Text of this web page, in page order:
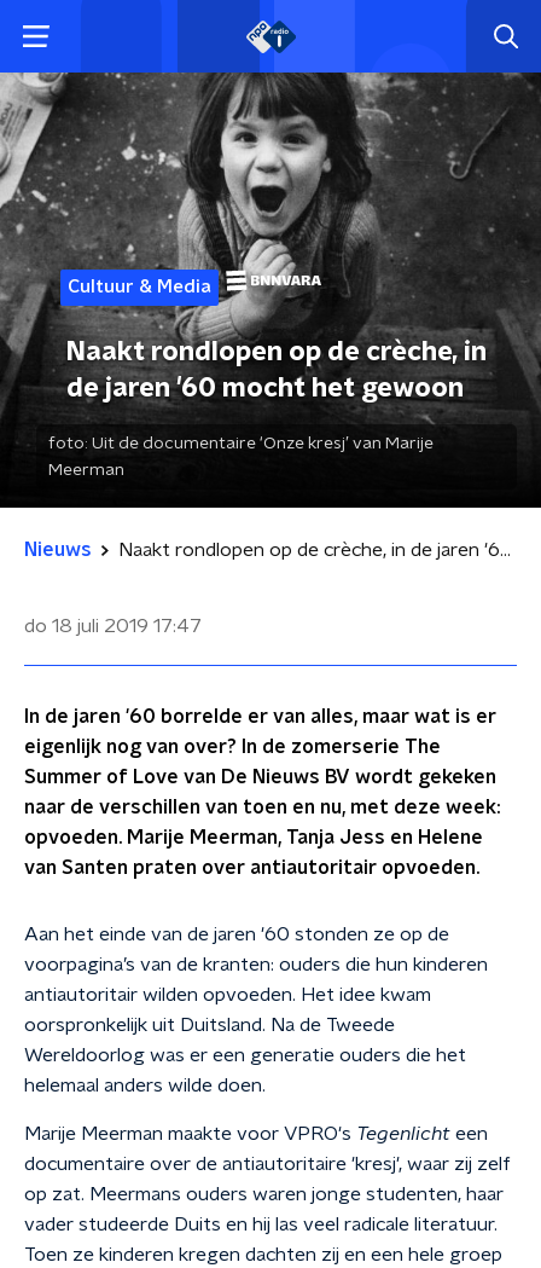
Cultuur & Media
Naakt rondlopen op de crèche, in
de jaren '60 mocht het gewoon
foto: Uit de documentaire ‘Onze kresj’ van Marije
Meerman
Nieuws Naakt rondlopen op de crèche, in de jaren '60 mocht het gewoon
do 18 juli 2019 17:47
In de jaren '60 borrelde er van alles, maar wat is er
eigenlijk nog van over? In de zomerserie The
Summer of Love van De Nieuws BV wordt gekeken
naar de verschillen van toen en nu, met deze week:
opvoeden. Marije Meerman, Tanja Jess en Helene
van Santen praten over antiautoritair opvoeden.
Aan het einde van de jaren '60 stonden ze op de
voorpagina’s van de kranten: ouders die hun kinderen
antiautoritair wilden opvoeden. Het idee kwam
oorspronkelijk uit Duitsland. Na de Tweede
Wereldoorlog was er een generatie ouders die het
helemaal anders wilde doen.
Marije Meerman maakte voor VPRO's Tegenlicht een
documentaire over de antiautoritaire 'kresj', waar zij zelf
op zat. Meermans ouders waren jonge studenten, haar
vader studeerde Duits en hij las veel radicale literatuur.
Toen ze kinderen kregen dachten zij en een hele groep